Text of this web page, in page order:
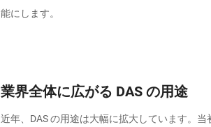
能にします。
業界全体に広がる DAS の用途
近年、 DASの用途は大幅に拡大しています。